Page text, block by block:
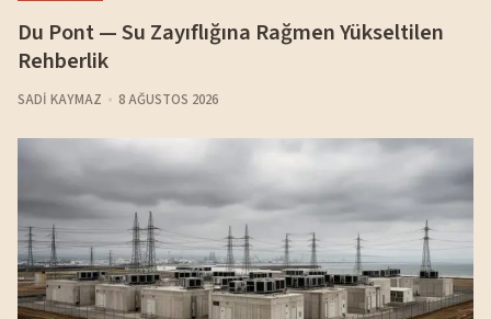
Du Pont — Su Zayıflığına Rağmen Yükseltilen
Rehberlik
SADI KAYMAZ 8 AĞUSTOS 2026